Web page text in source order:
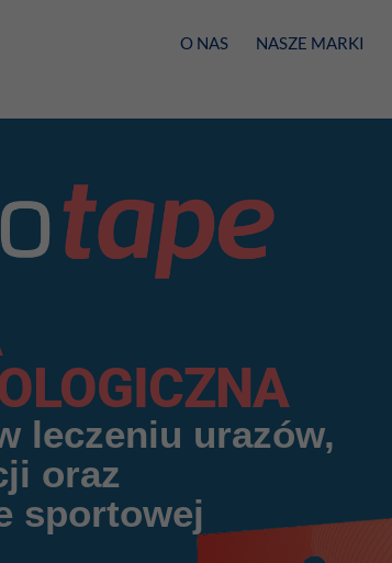
O NAS NASZE MARKI
leczeniu urazów,
oraz
sportowej